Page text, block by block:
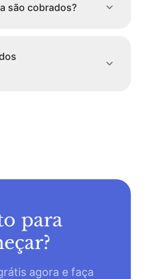
são cobrados?
para
agora e faça